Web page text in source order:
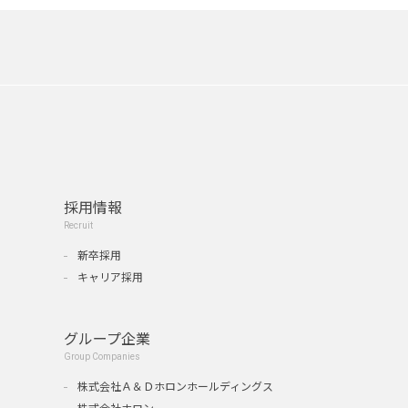
採用情報
Recruit
新卒採用
キャリア採用
グループ企業
Group Companies
株式会社Ａ＆Ｄホロンホールディングス